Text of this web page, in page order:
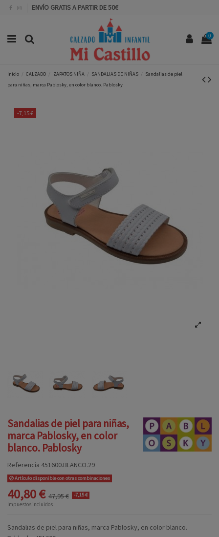
ENVÍO GRATIS A PARTIR DE 50€
0
Inicio CALZADO ZAPATOS NIÑA SANDALIAS DE NIÑAS
Sandalias de piel
para niñas, marca Pablosky, en color blanco. Pablosky
-7,15 €
Sandalias de piel para niñas,
marca Pablosky, en color
blanco. Pablosky
Referencia 451600.BLANCO.29
Artículo disponible con otras combinaciones
40,80 € 47,95 € -7,15 €
Impuestos incluidos
Sandalias de piel para niñas, marca Pablosky, en color blanco.